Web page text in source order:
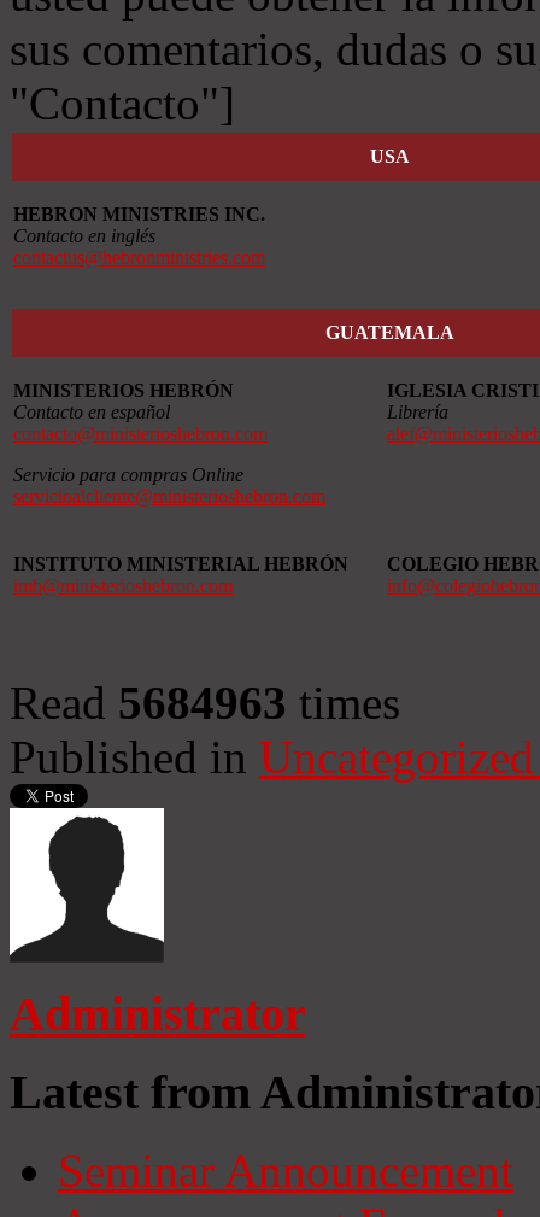
sus comentarios, dudas o
"Contacto"]
USA
HEBRON MINISTRIES INC.
Contacto en inglés
contactus@hebronministries.com
GUATEMALA
MINISTERIOS HEBRÓN
Contacto en español
contacto@ministerioshebron.com
Servicio para compras Online
servicioalcliente@ministerioshebron.com
IGLESIA
Librería
INSTITUTO MINISTERIAL HEBRÓN
imh@ministerioshebron.com
COLEGIO
Read 5684963 times
Published in
Administrator
Latest from
Seminar Announcement